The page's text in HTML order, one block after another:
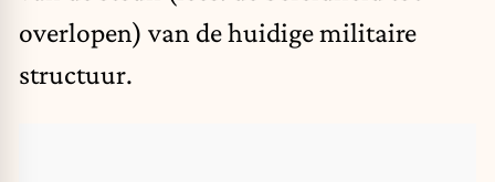
overlopen) van de huidige militaire
structuur.